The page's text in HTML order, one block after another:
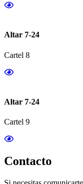
Altar 7-24
Cartel 8
Altar 7-24
Cartel 9
Contacto